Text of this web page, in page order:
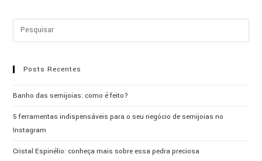
Posts Recentes
Banho das semijoias: como é feito?
5 ferramentas indispensáveis para o seu negócio de semijoias no
Instagram
Cristal Espinélio: conheça mais sobre essa pedra preciosa